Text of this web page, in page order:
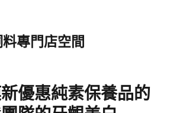
專門店空間
優惠純素保養品的